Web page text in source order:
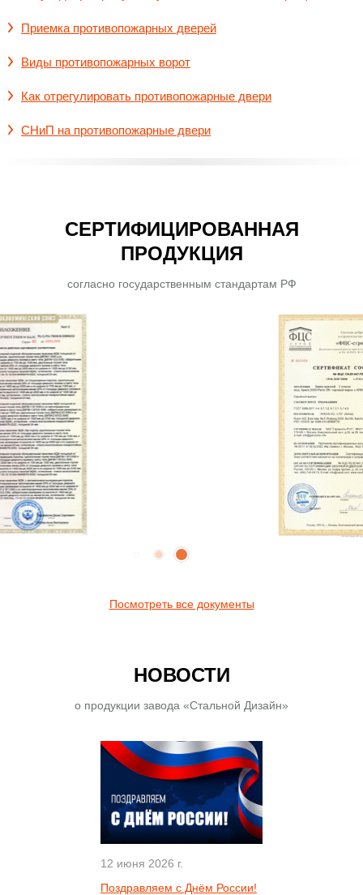
Приемка противопожарных дверей
Виды противопожарных ворот
Как отрегулировать противопожарные двери
СНиП на противопожарные двери
СЕРТИФИЦИРОВАННАЯ
ПРОДУКЦИЯ
согласно государственным стандартам РФ
Посмотреть все документы
НОВОСТИ
о продукции завода «Стальной Дизайн»
12 июня 2026 г.
Поздравляем с Днём России!